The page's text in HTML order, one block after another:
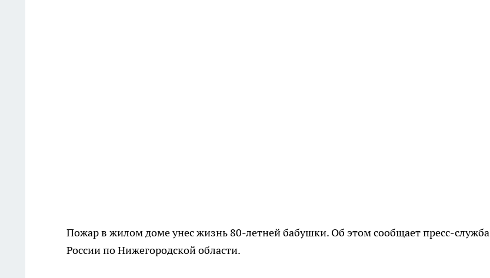
Пожар в жилом доме унес жизнь 80-летней бабушки. Об этом сообщает пресс-служба
России по Нижегородской области.